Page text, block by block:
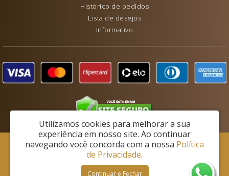
Histórico de pedidos
Lista de desejos
Informativo
Lechantie Ltda - CNPJ: 28.453.807/0001-07
Rua Tebas, 171 - Jardim Brasil - São Paulo/SP - CEP: 04634-030
Utilizamos cookies para melhorar a sua
experiência em nosso site. Ao continuar
navegando você concorda com a nossa Política
de Privacidade.
Continuar e Fechar